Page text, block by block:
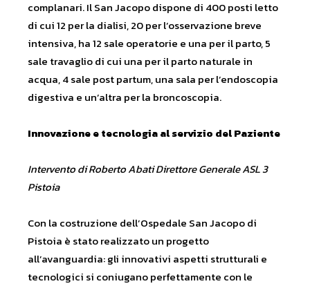
complanari. Il San Jacopo dispone di 400 posti letto
di cui 12 per la dialisi, 20 per l’osservazione breve
intensiva, ha 12 sale operatorie e una per il parto, 5
sale travaglio di cui una per il parto naturale in
acqua, 4 sale post partum, una sala per l’endoscopia
digestiva e un’altra per la broncoscopia.
Innovazione e tecnologia al servizio del Paziente
Intervento di Roberto Abati Direttore Generale ASL 3
Pistoia
Con la costruzione dell’Ospedale San Jacopo di
Pistoia è stato realizzato un progetto
all’avanguardia: gli innovativi aspetti strutturali e
tecnologici si coniugano perfettamente con le